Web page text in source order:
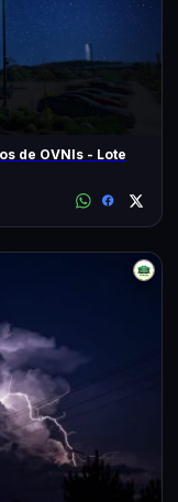
de OVNIs - Lote